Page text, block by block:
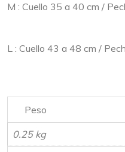
M : Cuello 35 a 40 cm /
L : Cuello 43 a 48 cm /
Peso
0.25 kg